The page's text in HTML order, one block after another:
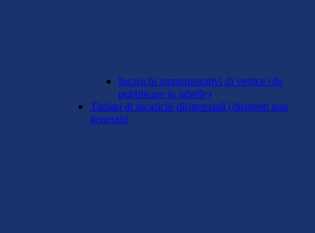
Incarichi amministrativi di vertice (da
pubblicare in tabelle)
Titolari di incarichi dirigenziali (dirigenti non
generali)